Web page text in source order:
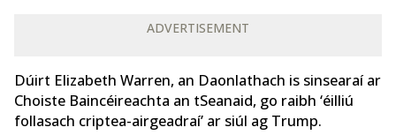
ADVERTISEMENT
Dúirt Elizabeth Warren, an Daonlathach is sinsearaí ar
Choiste Baincéireachta an tSeanaid, go raibh ‘éilliú
follasach criptea-airgeadraí’ ar siúl ag Trump.